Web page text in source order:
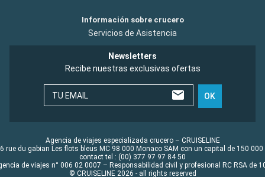
Información sobre crucero
Servicios de Asistencia
Newsletters
Recibe nuestras exclusivas ofertas
TU EMAIL OK
Agencia de viajes especializada crucero – CRUISELINE
rue du gabian Les flots bleus MC 98 000 Monaco SAM con un capital de 150 000
contact tel : (00) 377 97 97 84 50
de viajes n° 006 02 0007 – Responsabilidad civil y profesional RC RSA de
© CRUISELINE 2026 - all rights reserved